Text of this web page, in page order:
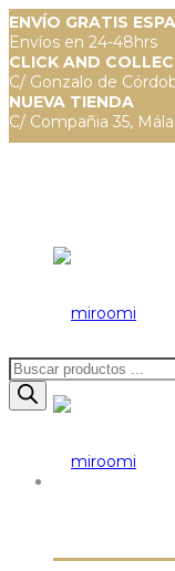
ENVÍO GRATIS
Envíos en 24-48hrs
CLICK AND
C/ Gonzalo de
NUEVA TIENDA
C/ Compañia 35,
Búsqueda
de
productos